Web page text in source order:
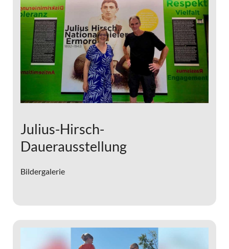
Julius-Hirsch-
Dauerausstellung
Bildergalerie